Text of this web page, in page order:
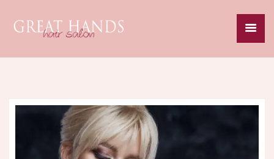
SERVICES
SPECIALS
GALLERY